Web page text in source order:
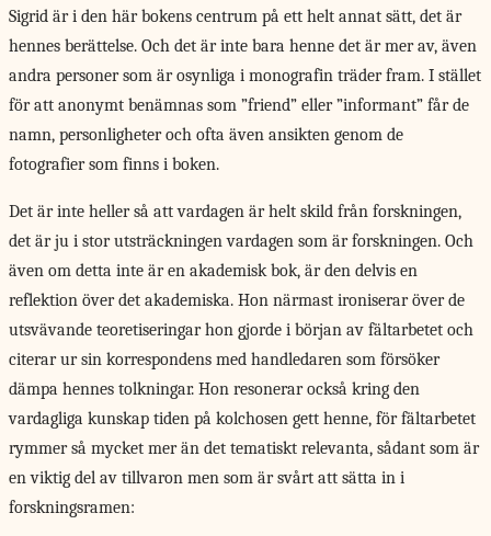
Sigrid är i den här bokens centrum på ett helt annat sätt, det är
hennes berättelse. Och det är inte bara henne det är mer av, även
andra personer som är osynliga i monografin träder fram. I stället
för att anonymt benämnas som ”friend” eller ”informant” får de
namn, personligheter och ofta även ansikten genom de
fotografier som finns i boken.
Det är inte heller så att vardagen är helt skild från forskningen,
det är ju i stor utsträckningen vardagen som är forskningen. Och
även om detta inte är en akademisk bok, är den delvis en
reflektion över det akademiska. Hon närmast ironiserar över de
utsvävande teoretiseringar hon gjorde i början av fältarbetet och
citerar ur sin korrespondens med handledaren som försöker
dämpa hennes tolkningar. Hon resonerar också kring den
vardagliga kunskap tiden på kolchosen gett henne, för fältarbetet
rymmer så mycket mer än det tematiskt relevanta, sådant som är
en viktig del av tillvaron men som är svårt att sätta in i
forskningsramen: